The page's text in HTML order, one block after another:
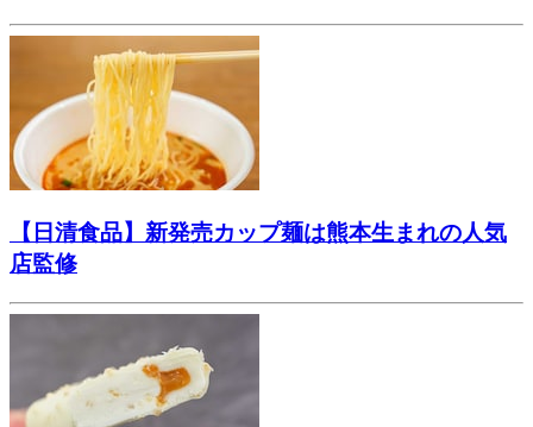
【日清食品】新発売カップ麺は熊本生まれの人気
店監修